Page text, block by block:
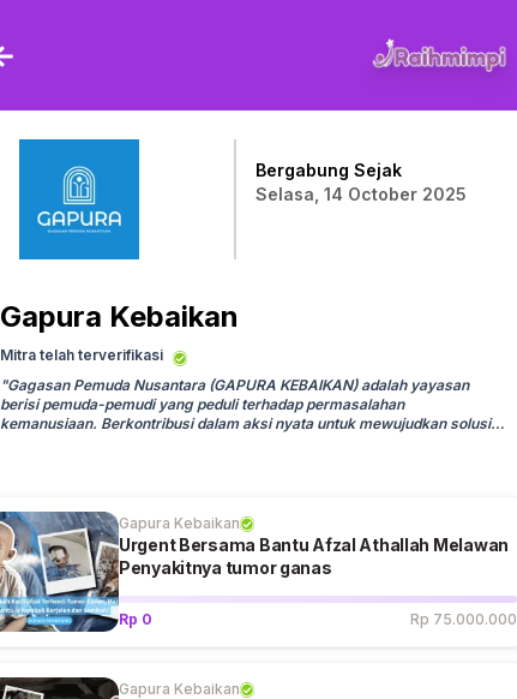
Bergabung Sejak
Selasa, 14 October 2025
Gapura Kebaikan
Mitra telah terverifikasi
"Gagasan Pemuda Nusantara (GAPURA KEBAIKAN) adalah yayasan
berisi pemuda-pemudi yang peduli terhadap permasalahan
kemanusiaan. Berkontribusi dalam aksi nyata untuk mewujudkan solusi
Gapura Kebaikan
Urgent Bersama Bantu Afzal Athallah Melawan
Penyakitnya tumor ganas
Rp 0 Rp 75.000.000
Gapura Kebaikan